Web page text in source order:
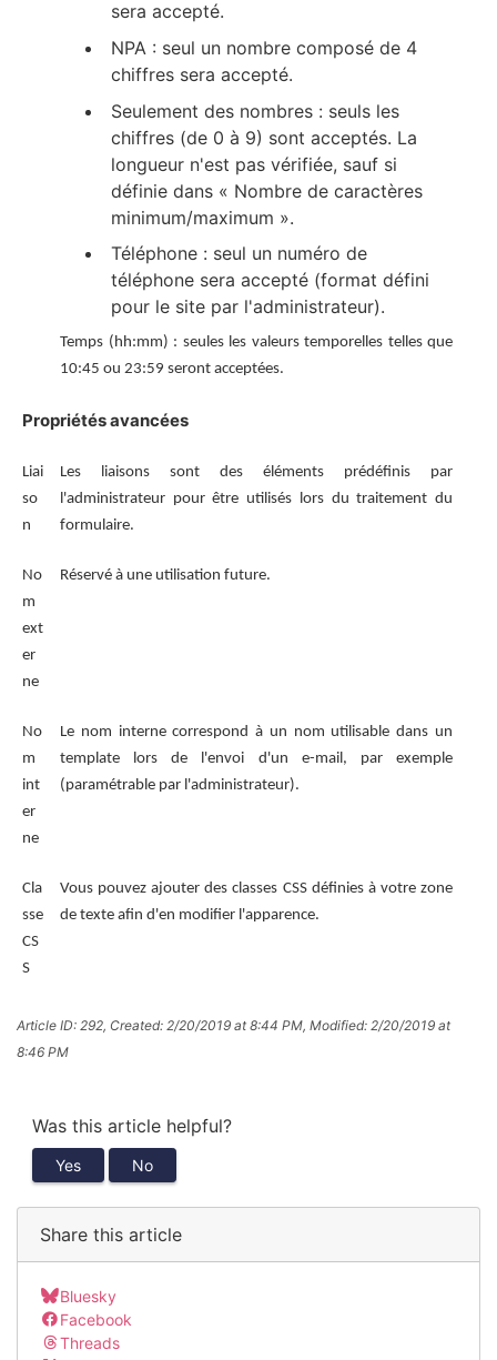
sera accepté.
NPA : seul un nombre composé de 4
chiffres sera accepté.
Seulement des nombres : seuls les
chiffres (de 0 à 9) sont acceptés. La
longueur n'est pas vérifiée, sauf si
définie dans « Nombre de caractères
minimum/maximum ».
Téléphone : seul un numéro de
téléphone sera accepté (format défini
pour le site par l'administrateur).
Temps (hh:mm) : seules les valeurs temporelles telles que
10:45 ou 23:59 seront acceptées.
Propriétés avancées
Liai
so
n
Les liaisons sont des éléments prédéfinis par
l'administrateur pour être utilisés lors du traitement du
formulaire.
No
m
ext
er
ne
Réservé à une utilisation future.
No
m
int
er
ne
Le nom interne correspond à un nom utilisable dans un
template lors de l'envoi d'un e-mail, par exemple
(paramétrable par l'administrateur).
Cla
sse
CS
S
Vous pouvez ajouter des classes CSS définies à votre zone
de texte afin d'en modifier l'apparence.
Article ID: 292, Created: 2/20/2019 at 8:44 PM, Modified: 2/20/2019 at
8:46 PM
Was this article helpful?
Yes No
Share this article
Bluesky
Facebook
Threads